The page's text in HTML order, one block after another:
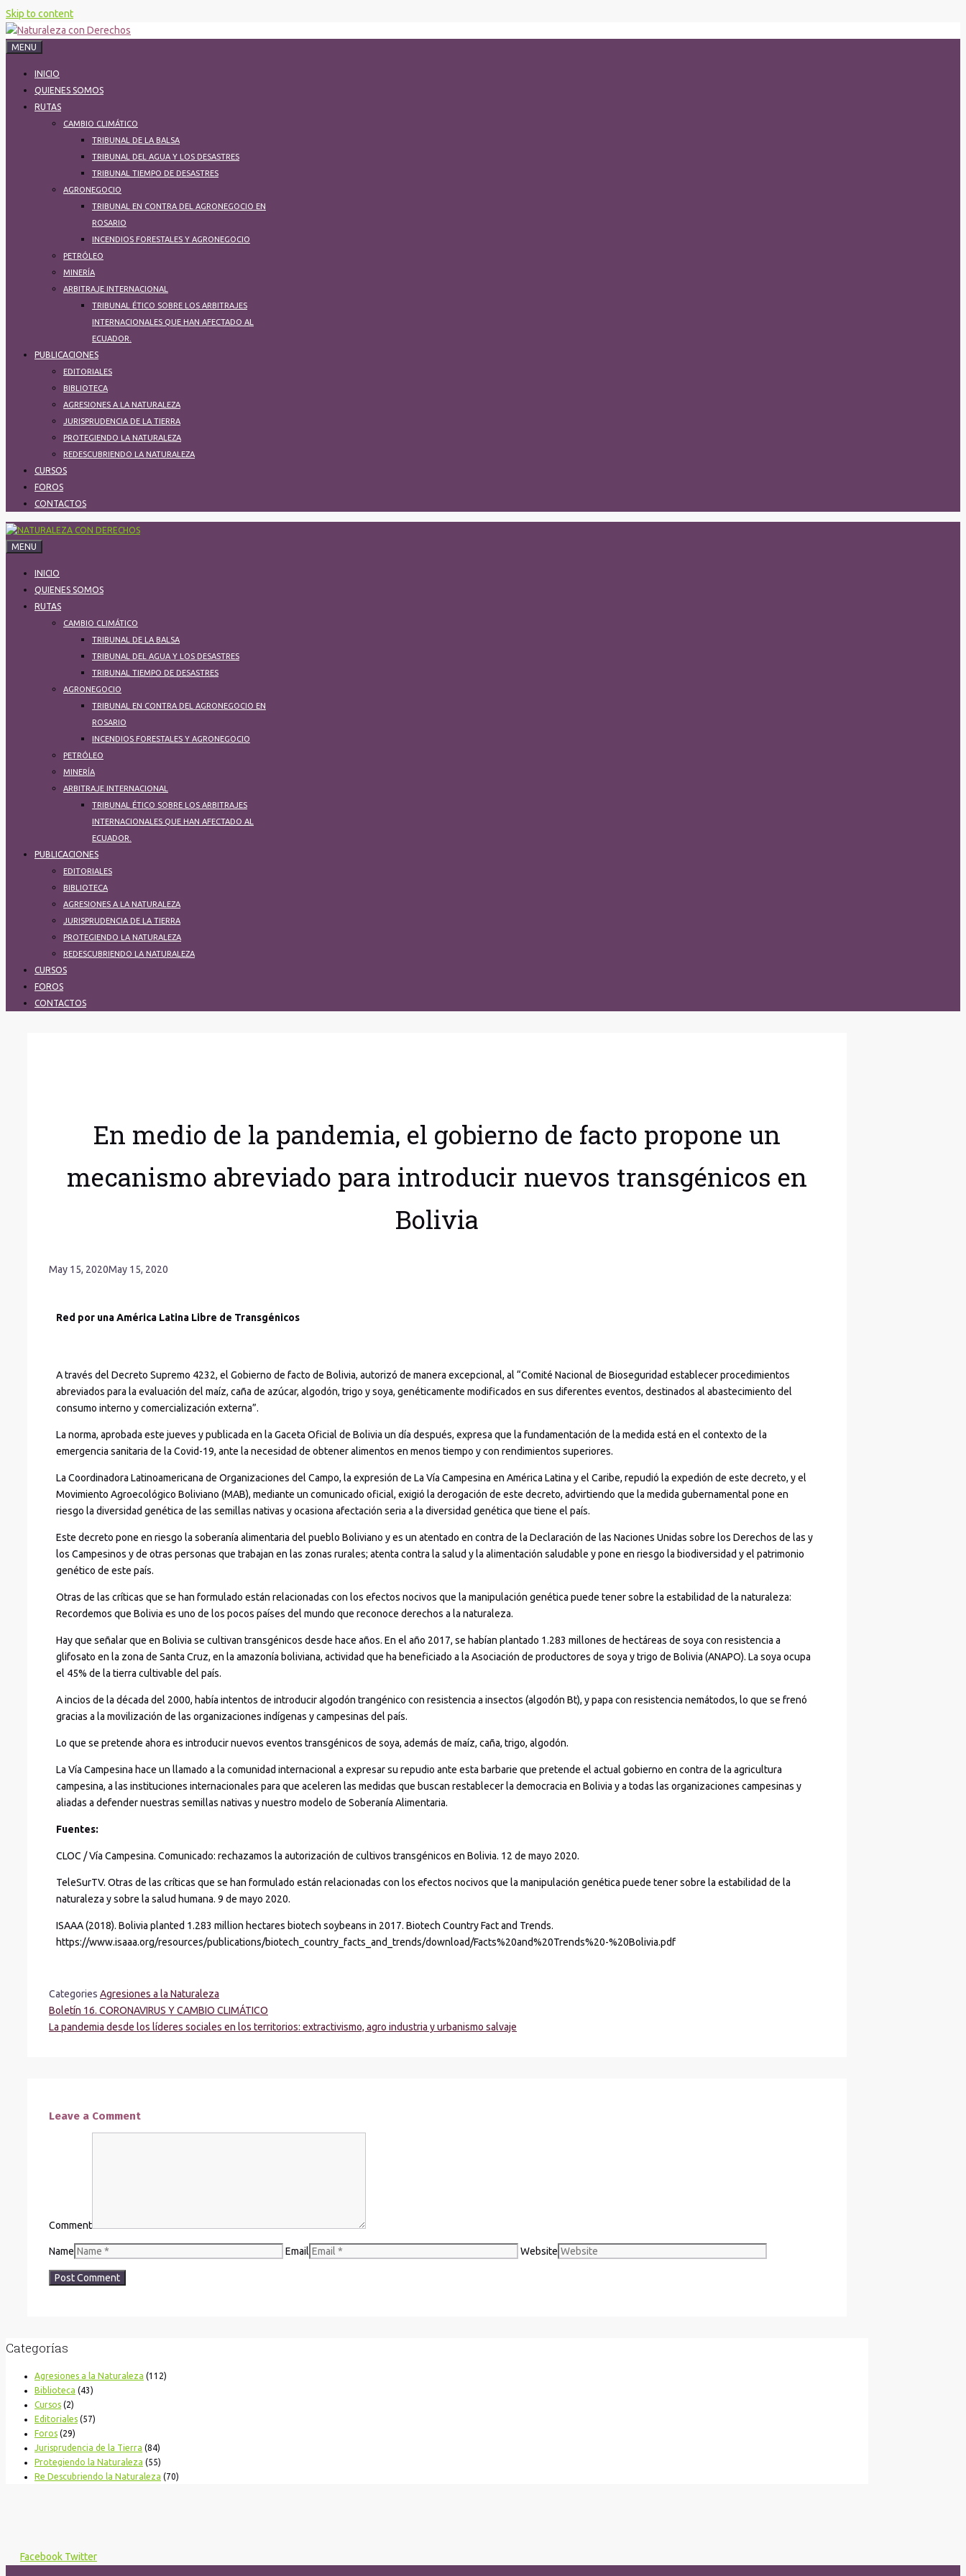
Skip to content
MENU
INICIO
QUIENES SOMOS
RUTAS
CAMBIO CLIMÁTICO
TRIBUNAL DE LA BALSA
TRIBUNAL DEL AGUA Y LOS DESASTRES
TRIBUNAL TIEMPO DE DESASTRES
AGRONEGOCIO
TRIBUNAL EN CONTRA DEL AGRONEGOCIO EN
ROSARIO
INCENDIOS FORESTALES Y AGRONEGOCIO
PETRÓLEO
MINERÍA
ARBITRAJE INTERNACIONAL
TRIBUNAL ÉTICO SOBRE LOS ARBITRAJES
INTERNACIONALES QUE HAN AFECTADO AL
ECUADOR.
PUBLICACIONES
EDITORIALES
BIBLIOTECA
AGRESIONES A LA NATURALEZA
JURISPRUDENCIA DE LA TIERRA
PROTEGIENDO LA NATURALEZA​
REDESCUBRIENDO LA NATURALEZA
CURSOS
FOROS
CONTACTOS
MENU
INICIO
QUIENES SOMOS
RUTAS
CAMBIO CLIMÁTICO
TRIBUNAL DE LA BALSA
TRIBUNAL DEL AGUA Y LOS DESASTRES
TRIBUNAL TIEMPO DE DESASTRES
AGRONEGOCIO
TRIBUNAL EN CONTRA DEL AGRONEGOCIO EN
ROSARIO
INCENDIOS FORESTALES Y AGRONEGOCIO
PETRÓLEO
MINERÍA
ARBITRAJE INTERNACIONAL
TRIBUNAL ÉTICO SOBRE LOS ARBITRAJES
INTERNACIONALES QUE HAN AFECTADO AL
ECUADOR.
PUBLICACIONES
EDITORIALES
BIBLIOTECA
AGRESIONES A LA NATURALEZA
JURISPRUDENCIA DE LA TIERRA
PROTEGIENDO LA NATURALEZA​
REDESCUBRIENDO LA NATURALEZA
CURSOS
FOROS
CONTACTOS
En medio de la pandemia, el gobierno de facto propone un
mecanismo abreviado para introducir nuevos transgénicos en
Bolivia
May 15, 2020May 15, 2020
Red por una América Latina Libre de Transgénicos
A través del Decreto Supremo 4232, el Gobierno de facto de Bolivia, autorizó de manera excepcional, al “Comité Nacional de Bioseguridad establecer procedimientos
abreviados para la evaluación del maíz, caña de azúcar, algodón, trigo y soya, genéticamente modificados en sus diferentes eventos, destinados al abastecimiento del
consumo interno y comercialización externa”.
La norma, aprobada este jueves y publicada en la Gaceta Oficial de Bolivia un día después, expresa que la fundamentación de la medida está en el contexto de la
emergencia sanitaria de la Covid-19, ante la necesidad de obtener alimentos en menos tiempo y con rendimientos superiores.
La Coordinadora Latinoamericana de Organizaciones del Campo, la expresión de La Vía Campesina en América Latina y el Caribe, repudió la expedión de este decreto, y el
Movimiento Agroecológico Boliviano (MAB), mediante un comunicado oficial, exigió la derogación de este decreto, advirtiendo que la medida gubernamental pone en
riesgo la diversidad genética de las semillas nativas y ocasiona afectación seria a la diversidad genética que tiene el país.
Este decreto pone en riesgo la soberanía alimentaria del pueblo Boliviano y es un atentado en contra de la Declaración de las Naciones Unidas sobre los Derechos de las y
los Campesinos y de otras personas que trabajan en las zonas rurales; atenta contra la salud y la alimentación saludable y pone en riesgo la biodiversidad y el patrimonio
genético de este país.
Otras de las críticas que se han formulado están relacionadas con los efectos nocivos que la manipulación genética puede tener sobre la estabilidad de la naturaleza:
Recordemos que Bolivia es uno de los pocos países del mundo que reconoce derechos a la naturaleza.
Hay que señalar que en Bolivia se cultivan transgénicos desde hace años. En el año 2017, se habían plantado 1.283 millones de hectáreas de soya con resistencia a
glifosato en la zona de Santa Cruz, en la amazonía boliviana, actividad que ha beneficiado a la Asociación de productores de soya y trigo de Bolivia (ANAPO). La soya ocupa
el 45% de la tierra cultivable del país.
A incios de la década del 2000, había intentos de introducir algodón trangénico con resistencia a insectos (algodón Bt), y papa con resistencia nemátodos, lo que se frenó
gracias a la movilización de las organizaciones indígenas y campesinas del país.
Lo que se pretende ahora es introducir nuevos eventos transgénicos de soya, además de maíz, caña, trigo, algodón.
La Vía Campesina hace un llamado a la comunidad internacional a expresar su repudio ante esta barbarie que pretende el actual gobierno en contra de la agricultura
campesina, a las instituciones internacionales para que aceleren las medidas que buscan restablecer la democracia en Bolivia y a todas las organizaciones campesinas y
aliadas a defender nuestras semillas nativas y nuestro modelo de Soberanía Alimentaria.
Fuentes:
CLOC / Vía Campesina. Comunicado: rechazamos la autorización de cultivos transgénicos en Bolivia. 12 de mayo 2020.
TeleSurTV. Otras de las críticas que se han formulado están relacionadas con los efectos nocivos que la manipulación genética puede tener sobre la estabilidad de la
naturaleza y sobre la salud humana. 9 de mayo 2020.
ISAAA (2018). Bolivia planted 1.283 million hectares biotech soybeans in 2017. Biotech Country Fact and Trends.
https://www.isaaa.org/resources/publications/biotech_country_facts_and_trends/download/Facts%20and%20Trends%20-%20Bolivia.pdf
Categories Agresiones a la Naturaleza
Boletín 16. CORONAVIRUS Y CAMBIO CLIMÁTICO
La pandemia desde los líderes sociales en los territorios: extractivismo, agro industria y urbanismo salvaje
Leave a Comment
Comment
Name Email Website
Categorías
Agresiones a la Naturaleza (112)
Biblioteca (43)
Cursos (2)
Editoriales (57)
Foros (29)
Jurisprudencia de la Tierra (84)
Protegiendo la Naturaleza (55)
Re Descubriendo la Naturaleza (70)
Facebook Twitter